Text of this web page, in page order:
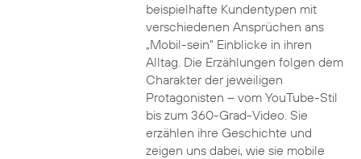
beispielhafte Kundentypen mit
verschiedenen Ansprüchen ans
„Mobil-sein“ Einblicke in ihren
Alltag. Die Erzählungen folgen dem
Charakter der jeweiligen
Protagonisten – vom YouTube-Stil
bis zum 360-Grad-Video. Sie
erzählen ihre Geschichte und
zeigen uns dabei, wie sie mobile